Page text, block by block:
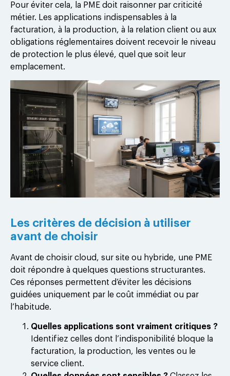
Pour éviter cela, la PME doit raisonner par criticité
métier. Les applications indispensables à la
facturation, à la production, à la relation client ou aux
obligations réglementaires doivent recevoir le niveau
de protection le plus élevé, quel que soit leur
emplacement.
Les critères de décision à utiliser
avant de choisir
Avant de choisir cloud, sur site ou hybride, une PME
doit répondre à quelques questions structurantes.
Ces réponses permettent d’éviter les décisions
guidées uniquement par le coût immédiat ou par
l’habitude.
Quelles applications sont vraiment critiques ?
Identifiez celles dont l’indisponibilité bloque la
facturation, la production, les ventes ou le
service client.